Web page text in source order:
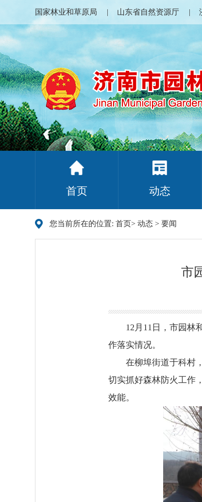
国家林业和草原局 山东省自然资源厅
首页 动态
您当前所在的位置: 首页> 动态 > 要闻
市
12月11日，市园林
作落实情况。
在柳埠街道于科村
切实抓好森林防火工作
效能。